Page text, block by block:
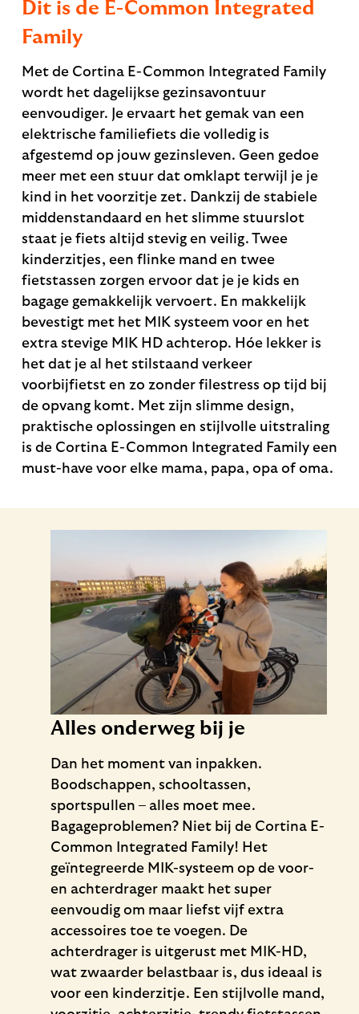
Dit is de E-Common Integrated
Family
Met de Cortina E-Common Integrated Family
wordt het dagelijkse gezinsavontuur
eenvoudiger. Je ervaart het gemak van een
elektrische familiefiets die volledig is
afgestemd op jouw gezinsleven. Geen gedoe
meer met een stuur dat omklapt terwijl je je
kind in het voorzitje zet. Dankzij de stabiele
middenstandaard en het slimme stuurslot
staat je fiets altijd stevig en veilig. Twee
kinderzitjes, een flinke mand en twee
fietstassen zorgen ervoor dat je je kids en
bagage gemakkelijk vervoert. En makkelijk
bevestigt met het MIK systeem voor en het
extra stevige MIK HD achterop. Hóe lekker is
het dat je al het stilstaand verkeer
voorbijfietst en zo zonder filestress op tijd bij
de opvang komt. Met zijn slimme design,
praktische oplossingen en stijlvolle uitstraling
is de Cortina E-Common Integrated Family een
must-have voor elke mama, papa, opa of oma.
Alles onderweg bij je
Dan het moment van inpakken.
Boodschappen, schooltassen,
sportspullen – alles moet mee.
Bagageproblemen? Niet bij de Cortina E-
Common Integrated Family! Het
geïntegreerde MIK-systeem op de voor-
en achterdrager maakt het super
eenvoudig om maar liefst vijf extra
accessoires toe te voegen. De
achterdrager is uitgerust met MIK-HD,
wat zwaarder belastbaar is, dus ideaal is
voor een kinderzitje. Een stijlvolle mand,